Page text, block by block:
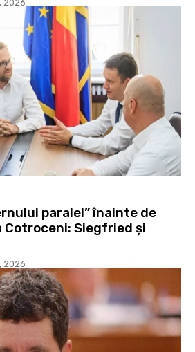
2026
paralel” înainte de
Cotroceni: Siegfried și
2026